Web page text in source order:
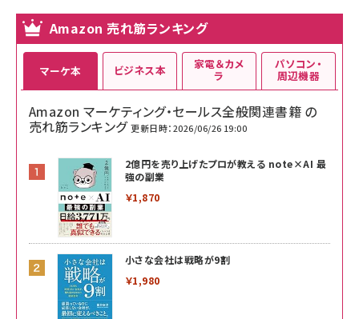
Amazon 売れ筋ランキング
マーケ本
Amazon マーケティング・セールス全般関連書籍 の
売れ筋ランキング 更新日時：2026/06/26 19:00
2億円を売り上げたプロが教える note×AI 最
強の副業
￥1,870
小さな会社は戦略が9割
￥1,980
ビジネス本 家電＆カメ
ラ
パソコン・
周辺機器